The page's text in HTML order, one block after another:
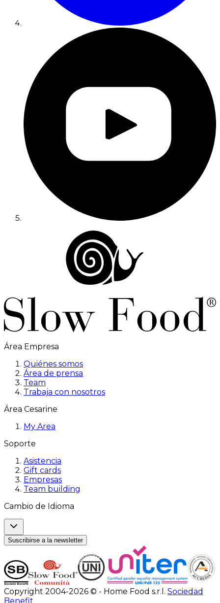
Área Empresa
Quiénes somos
Área de prensa
Team
Trabaja con nosotros
Área Cesarine
My Area
Soporte
Asistencia
Gift cards
Empresas
Team building
Cambio de Idioma
Suscribirse a la newsletter
Copyright 2004-2026 © - Home Food s.r.l. Sociedad
Benefit